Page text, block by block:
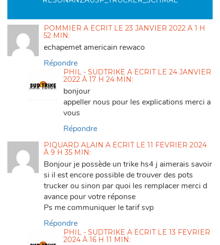
POMMIER A ÉCRITLE 23 JANVIER 2022 À 1 H
52 MIN:
echapemet americain rewaco
Répondre
PHIL - SUDTRIKE A ÉCRITLE 24 JANVIER
2022 À 17 H 24 MIN:
bonjour
appeller nous pour les explications merci a
vous
Répondre
PIQUARD ALAIN A ÉCRITLE 11 FÉVRIER 2024
À 9 H 35 MIN:
Bonjour je possède un trike hs4 j aimerais savoir
si il est encore possible de trouver des pots
trucker ou sinon par quoi les remplacer merci d
avance pour votre réponse
Ps me communiquer le tarif svp
Répondre
PHIL - SUDTRIKE A ÉCRITLE 13 FÉVRIER
2024 À 16 H 11 MIN: